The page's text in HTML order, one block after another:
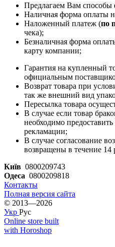
Предлагаем Вам способы
Наличная форма оплаты
Наложенный платеж (по
чека);
Безналичная форма
карту компании;
Гарантия на купленный
официальным
Возврат товара при
так же внешний вид
Пересылка товара
В случае если товар
необходимо
рекламации;
В случае согласование
возвращены в течение 14
Київ 0800209743
Одеса 0800209818
Контакты
Полная версия сайта
© 2013—2026
Укр Рус
Online store built
with Horoshop